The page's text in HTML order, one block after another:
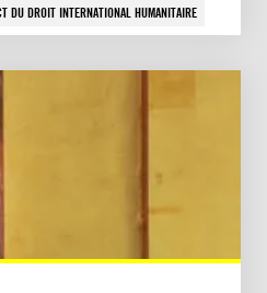
DU DROIT INTERNATIONAL HUMANITAIRE